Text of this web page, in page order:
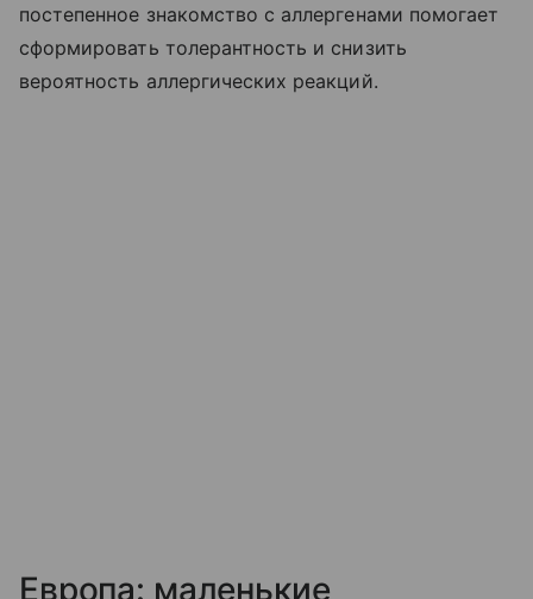
постепенное знакомство с аллергенами помогает
сформировать толерантность и снизить
вероятность аллергических реакций.
Европа: маленькие